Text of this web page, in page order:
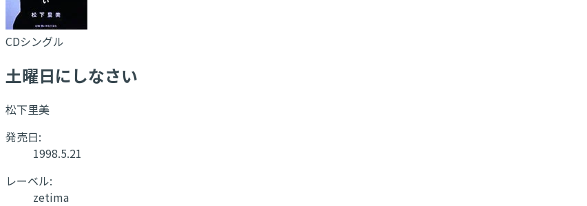
CDシングル
土曜日にしなさい
松下里美
発売日:
1998.5.21
レーベル:
zetima